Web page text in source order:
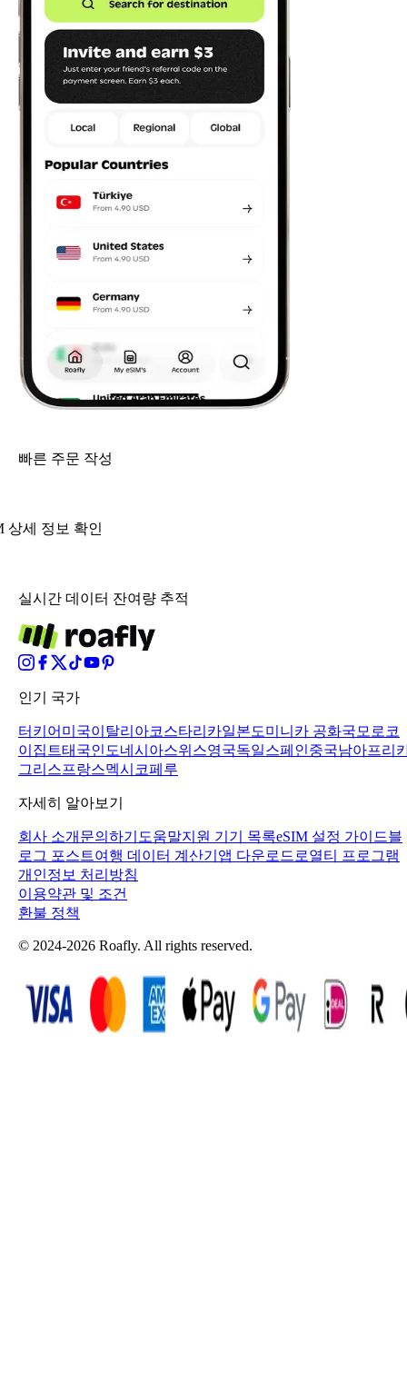
빠른 주문 작성
상세 정보 확인
실시간 데이터 잔여량 추적
인기 국가
터키어 미국이탈리아코스타리카일본도미니카 공화국 모로코
이집트태국인도네시아스위스영국독일스페인중국남아프리
그리스프랑스멕시코페루
자세히 알아보기
회사 소개 문의하기 도움말지원 기기 목록eSIM 설정 가이드블
로그 포스트여행 데이터 계산기 앱 다운로드 로열티 프로그램
개인정보 처리방침
이용약관 및 조건
환불 정책
© 2024-2026 Roafly. All rights reserved.